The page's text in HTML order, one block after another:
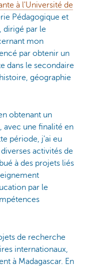
à l'Université de
Pédagogique et
dirigé par le
mon
par obtenir un
dans le secondaire
géographie
obtenant un
avec une finalité en
période, j'ai eu
activités de
à des projets liés
par le
de recherche
internationaux,
à Madagascar. En